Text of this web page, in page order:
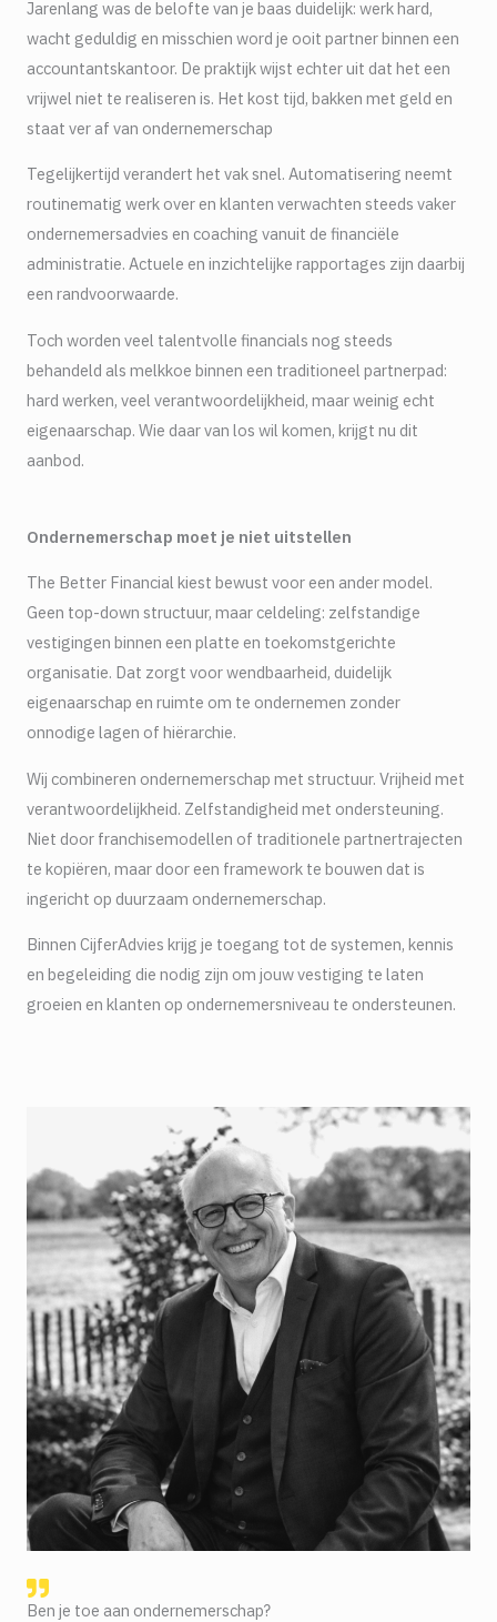
Jarenlang was de belofte van je baas duidelijk: werk hard,
wacht geduldig en misschien word je ooit partner binnen een
accountantskantoor. De praktijk wijst echter uit dat het een
vrijwel niet te realiseren is. Het kost tijd, bakken met geld en
staat ver af van ondernemerschap
Tegelijkertijd verandert het vak snel. Automatisering neemt
routinematig werk over en klanten verwachten steeds vaker
ondernemersadvies en coaching vanuit de financiële
administratie. Actuele en inzichtelijke rapportages zijn daarbij
een randvoorwaarde.
Toch worden veel talentvolle financials nog steeds
behandeld als melkkoe binnen een traditioneel partnerpad:
hard werken, veel verantwoordelijkheid, maar weinig echt
eigenaarschap. Wie daar van los wil komen, krijgt nu dit
aanbod.
Ondernemerschap moet je niet uitstellen
The Better Financial kiest bewust voor een ander model.
Geen top-down structuur, maar celdeling: zelfstandige
vestigingen binnen een platte en toekomstgerichte
organisatie. Dat zorgt voor wendbaarheid, duidelijk
eigenaarschap en ruimte om te ondernemen zonder
onnodige lagen of hiërarchie.
Wij combineren ondernemerschap met structuur. Vrijheid met
verantwoordelijkheid. Zelfstandigheid met ondersteuning.
Niet door franchisemodellen of traditionele partnertrajecten
te kopiëren, maar door een framework te bouwen dat is
ingericht op duurzaam ondernemerschap.
Binnen CijferAdvies krijg je toegang tot de systemen, kennis
en begeleiding die nodig zijn om jouw vestiging te laten
groeien en klanten op ondernemersniveau te ondersteunen.
Ben je toe aan ondernemerschap?